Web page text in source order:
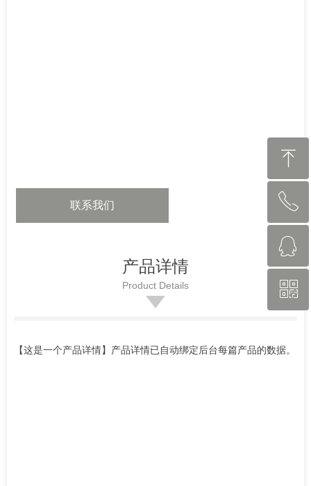
【这是一个产品详情】产品详情已自动绑定后台每篇产品的数据。
产品详情
联系我们
Product Details
ꁸ
回到顶部
ꂅ
13827758987
ꁗ
262407978
ꀥ